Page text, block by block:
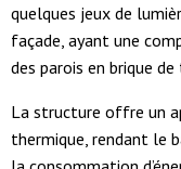
quelques jeux de
façade, ayant une
des parois en brique
La structure offre un
thermique, rendant le